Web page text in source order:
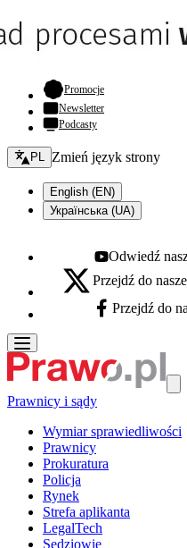
Promocje- otwiera się w
Newsletter
Podcasty
Zmień język - bieżący:
PL Zmień język strony
English (EN)
Українська (UA)
Youtube - otwiera
Odwiedź
X - otwiera się w nowej
Przejdź do
Facebook - otwiera
Przejdź do
Prawnicy i sądy
Wymiar sprawiedliwości
Prawnicy
Prokuratura
Policja
Rynek
Strefa aplikanta
LegalTech
Sędziowie